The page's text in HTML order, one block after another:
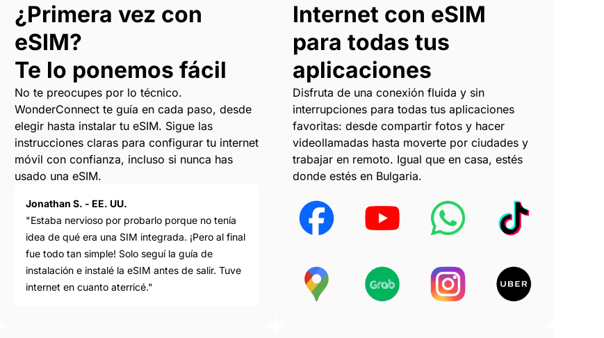
¿Primera vez con
eSIM?
Te lo ponemos fácil
No te preocupes por lo técnico.
WonderConnect te guía en cada paso, desde
elegir hasta instalar tu eSIM. Sigue las
instrucciones claras para configurar tu internet
móvil con confianza, incluso si nunca has
usado una eSIM.
Jonathan S. - EE. UU.
"Estaba nervioso por probarlo porque no tenía
idea de qué era una SIM integrada. ¡Pero al final
fue todo tan simple! Solo seguí la guía de
instalación e instalé la eSIM antes de salir. Tuve
internet en cuanto aterricé."
Internet con eSIM
para todas tus
aplicaciones
Disfruta de una conexión fluida y sin
interrupciones para todas tus aplicaciones
favoritas: desde compartir fotos y hacer
videollamadas hasta moverte por ciudades y
trabajar en remoto. Igual que en casa, estés
donde estés en Bulgaria.